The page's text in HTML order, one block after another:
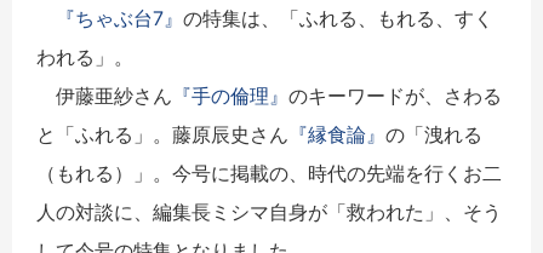
『ちゃぶ台7』 の特集は、「ふれる、もれる、すく
われる」。
伊藤亜紗さん 『手の倫理』 のキーワードが、さわる
と「ふれる」。藤原辰史さん 『縁食論』 の「洩れる
（もれる）」。今号に掲載の、時代の先端を行くお二
人の対談に、編集長ミシマ自身が「救われた」、そう